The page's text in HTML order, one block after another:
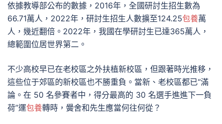
依據教導部公布的數據，2016年，全國研討生招生數為
66.71萬人，2022年，研討生招生人數擴至124.25包養萬
人，幾近翻倍。2022年，我國在學研討生已達365萬人，
總範圍位居世界第二。
不少高校早已在老校區之外扶植新校區，但跟著時光推移，
這些位于郊區的新校區也不勝重負。當新、老校區都已“滿
論。在 50 名參賽者中，得分最高的 30 名選手進進下一負
荷”運包養轉時，黌舍和先生應當何往何從？